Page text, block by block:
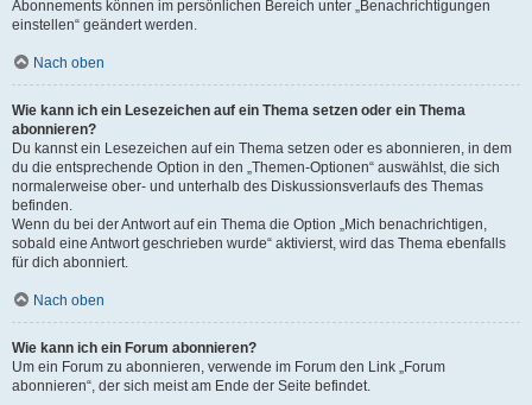
Abonnements können im persönlichen Bereich unter „Benachrichtigungen
einstellen“ geändert werden.
Nach oben
Wie kann ich ein Lesezeichen auf ein Thema setzen oder ein Thema
abonnieren?
Du kannst ein Lesezeichen auf ein Thema setzen oder es abonnieren, in dem
du die entsprechende Option in den „Themen-Optionen“ auswählst, die sich
normalerweise ober- und unterhalb des Diskussionsverlaufs des Themas
befinden.
Wenn du bei der Antwort auf ein Thema die Option „Mich benachrichtigen,
sobald eine Antwort geschrieben wurde“ aktivierst, wird das Thema ebenfalls
für dich abonniert.
Nach oben
Wie kann ich ein Forum abonnieren?
Um ein Forum zu abonnieren, verwende im Forum den Link „Forum
abonnieren“, der sich meist am Ende der Seite befindet.